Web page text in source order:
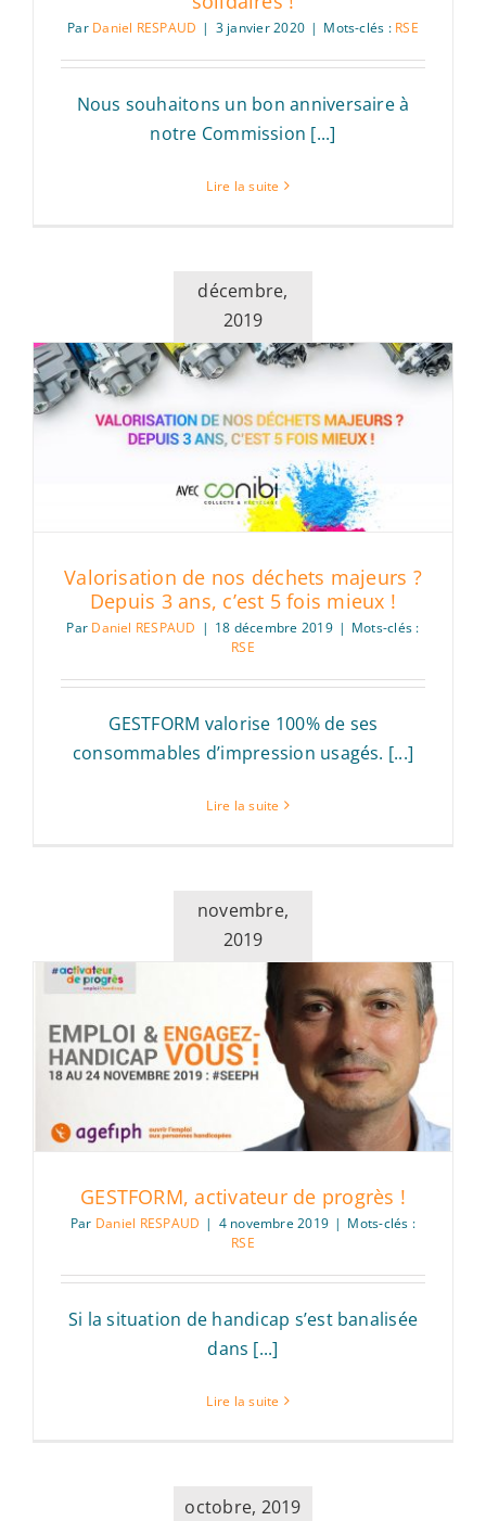
Par Daniel RESPAUD | 3 janvier 2020 | Mots-clés : RSE
Nous souhaitons un bon anniversaire à
notre Commission [...]
Lire la suite
décembre,
2019
Valorisation de nos déchets majeurs ?
Depuis 3 ans, c’est 5 fois mieux !
Par Daniel RESPAUD | 18 décembre 2019 | Mots-clés :
RSE
GESTFORM valorise 100% de ses
consommables d’impression usagés. [...]
Lire la suite
novembre,
2019
GESTFORM, activateur de progrès !
Par Daniel RESPAUD | 4 novembre 2019 | Mots-clés :
RSE
Si la situation de handicap s’est banalisée
dans [...]
Lire la suite
octobre, 2019